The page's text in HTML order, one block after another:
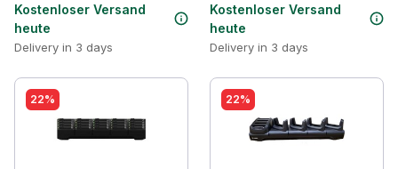
Kostenloser Versand
heute
Delivery in 3 days
Kostenloser Versand
heute
Delivery in 3 days
22% 22%